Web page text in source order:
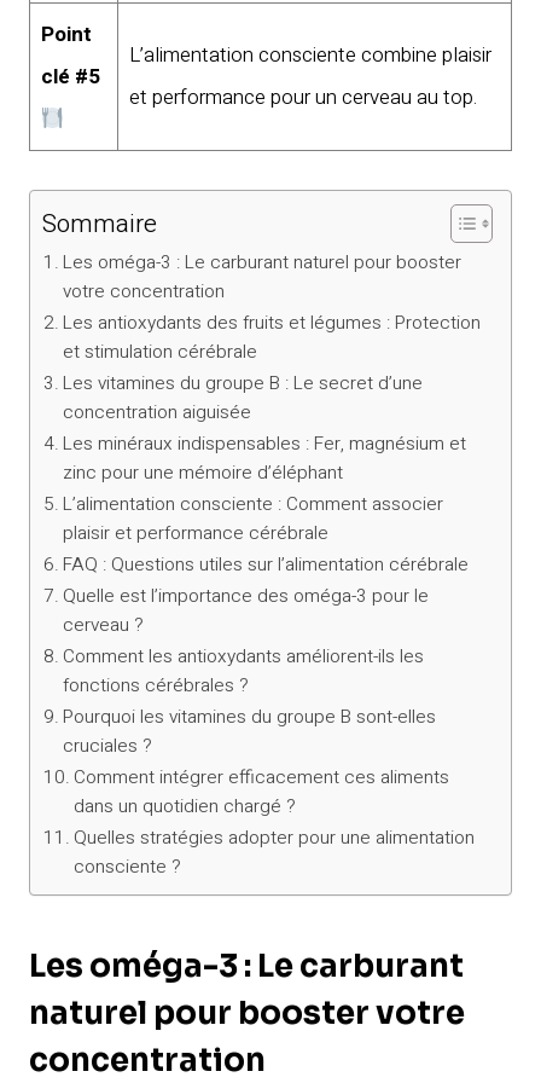
Point
clé #5
L’alimentation consciente combine plaisir
et performance pour un cerveau au top.
Sommaire
Les oméga-3 : Le carburant naturel pour booster
votre concentration
Les antioxydants des fruits et légumes : Protection
et stimulation cérébrale
Les vitamines du groupe B : Le secret d’une
concentration aiguisée
Les minéraux indispensables : Fer, magnésium et
zinc pour une mémoire d’éléphant
L’alimentation consciente : Comment associer
plaisir et performance cérébrale
FAQ : Questions utiles sur l’alimentation cérébrale
Quelle est l’importance des oméga-3 pour le
cerveau ?
Comment les antioxydants améliorent-ils les
fonctions cérébrales ?
Pourquoi les vitamines du groupe B sont-elles
cruciales ?
Comment intégrer efficacement ces aliments
dans un quotidien chargé ?
Quelles stratégies adopter pour une alimentation
consciente ?
Les oméga-3 : Le carburant
naturel pour booster votre
concentration